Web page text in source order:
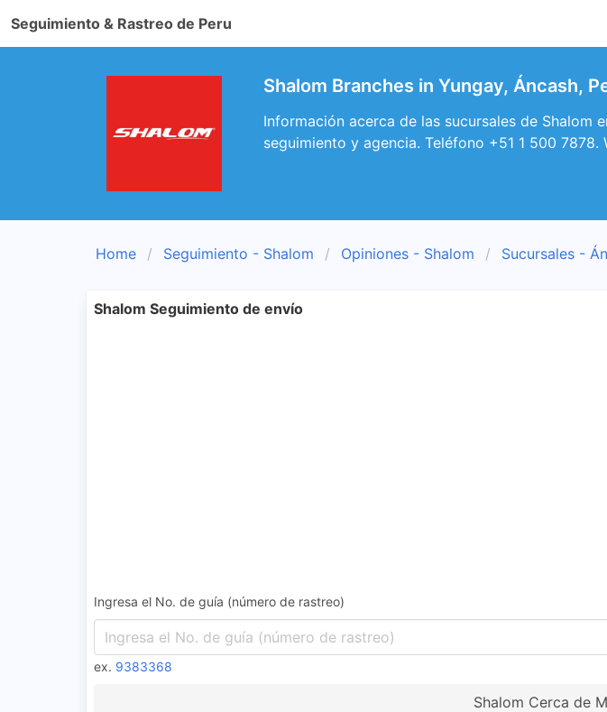
Seguimiento & Rastreo de Peru
Shalom Branches in Yungay, Áncash,
Información acerca de las sucursales de Shalom
seguimiento y agencia. Teléfono +51 1 500
Home Seguimiento - Shalom Opiniones - Shalom Sucursales -
Shalom Seguimiento de envío
Ingresa el No. de guía (número de rastreo)
ex. 9383368
Shalom Cerca de